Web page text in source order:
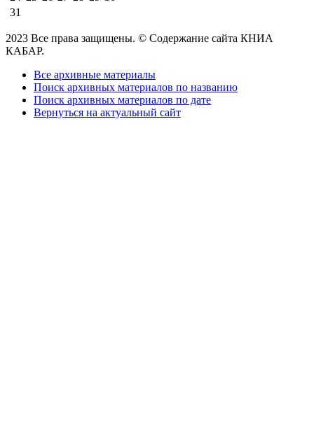
31
2023 Все права защищены. © Содержание сайта КНИА
КАБАР.
Все архивные материалы
Поиск архивных материалов по названию
Поиск архивных материалов по дате
Вернуться на актуальный сайт